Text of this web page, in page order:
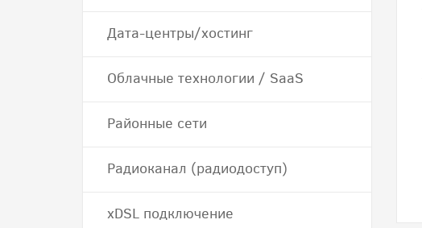
Дата-центры/хостинг
Облачные технологии / SaaS
Районные сети
Радиоканал (радиодоступ)
хDSL подключение